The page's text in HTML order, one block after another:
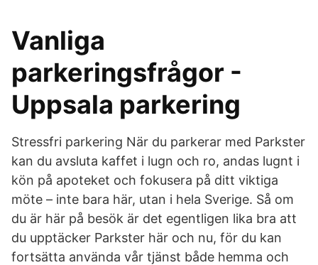
Vanliga
parkeringsfrågor -
Uppsala parkering
Stressfri parkering När du parkerar med Parkster
kan du avsluta kaffet i lugn och ro, andas lugnt i
kön på apoteket och fokusera på ditt viktiga
möte – inte bara här, utan i hela Sverige. Så om
du är här på besök är det egentligen lika bra att
du upptäcker Parkster här och nu, för du kan
fortsätta använda vår tjänst både hemma och